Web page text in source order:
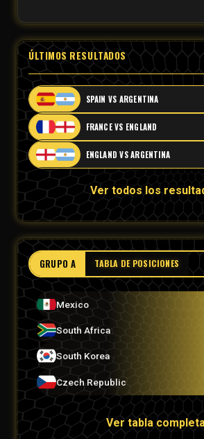
ÚLTIMOS RESULTADOS
SPAIN VS ARGENTINA
FRANCE VS ENGLAND
ENGLAND VS ARGENTINA
Ver todos los
GRUPO A TABLA DE POSICIONES
Mexico
South Africa
South Korea
Czech Republic
Ver tabla completa